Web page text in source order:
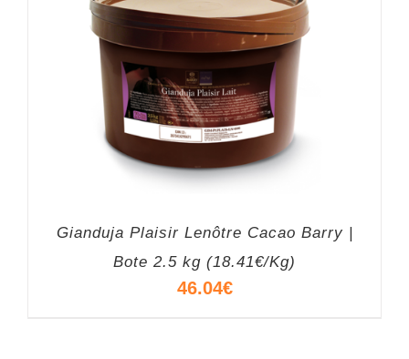
Gianduja Plaisir Lenôtre Cacao Barry |
Bote 2.5 kg (18.41€/Kg)
46.04€